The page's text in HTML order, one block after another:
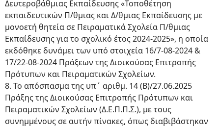
Δευτεροβάθμιας Εκπαίδευσης «Τοποθέτηση
εκπαιδευτικών Π/θμιας και Δ/θμιας Εκπαίδευσης με
μονοετή θητεία σε Πειραματικά Σχολεία Π/θμιας
Εκπαίδευσης για το σχολικό έτος 2024-2025», η οποία
εκδόθηκε δυνάμει των υπό στοιχεία 16/7-08-2024 &
17/22-08-2024 Πράξεων της Διοικούσας Επιτροπής
Πρότυπων και Πειραματικών Σχολείων.
8. Το απόσπασμα της υπ΄ αριθμ. 14 (Β)/27.06.2025
Πράξης της Διοικούσας Επιτροπής Πρότυπων και
Πειραματικών Σχολείων (Δ.Ε.Π.Π.Σ.), με τους
συνημμένους σε αυτήν πίνακες, όπως διαβιβάστηκαν